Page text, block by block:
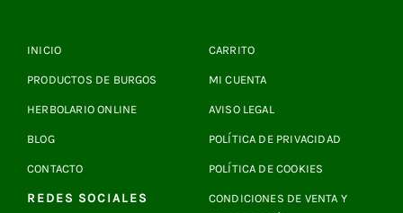
INICIO
PRODUCTOS DE BURGOS
HERBOLARIO ONLINE
BLOG
CONTACTO
REDES SOCIALES
CARRITO
MI CUENTA
AVISO LEGAL
POLÍTICA DE PRIVACIDAD
POLÍTICA DE COOKIES
CONDICIONES DE VENTA Y